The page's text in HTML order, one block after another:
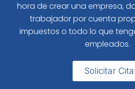
hora de crear una empresa,
trabajador por cuenta
impuestos o todo lo que
empleados.
Solicitar Cita